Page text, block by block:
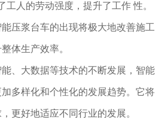
工人的劳动强度，提升了工作 性。
压浆台车的出现将极大地改善施工
体生产效率。
、大数据等技术的不断发展，智能
多样化和个性化的发展趋势。它将
更好地适应不同行业的发展。